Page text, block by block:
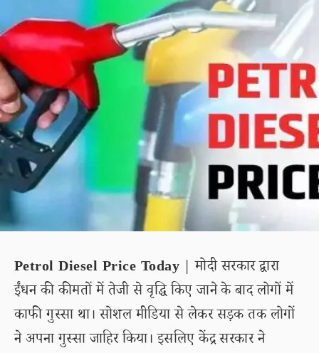
Petrol Diesel Price Today | मोदी सरकार द्वारा
ईंधन की कीमतों में तेजी से वृद्धि किए जाने के बाद लोगों में
काफी गुस्सा था। सोशल मीडिया से लेकर सड़क तक लोगों
ने अपना गुस्सा जाहिर किया। इसलिए केंद्र सरकार ने